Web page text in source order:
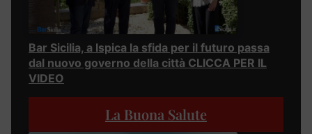
Bar Sicilia, a Ispica la sfida per il futuro passa
dal nuovo governo della città CLICCA PER IL
VIDEO
La Buona Salute